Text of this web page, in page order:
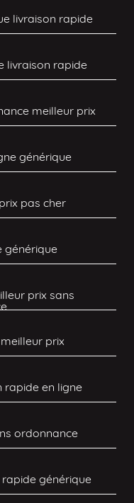
livraison rapide
livraison rapide
meilleur prix
générique
pas cher
générique
prix sans
prix
rapide en ligne
ordonnance
générique